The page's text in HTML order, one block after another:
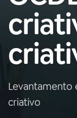
02 A RÁDIO
04
Levantamento
criativo